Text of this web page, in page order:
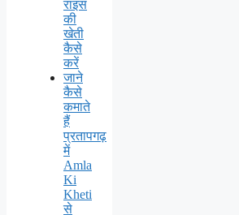
राइस
की
खेती
कैसे
करें
जाने
कैसे
कमाते
हैं
प्रतापगढ़
में
Amla
Ki
Kheti
से